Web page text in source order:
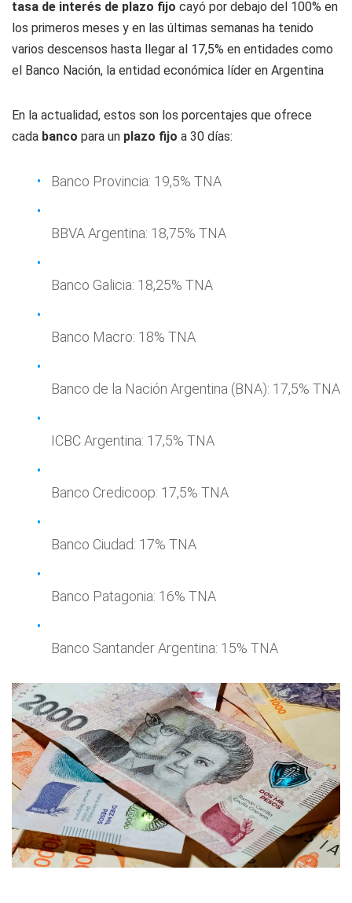
tasa de interés de plazo fijo cayó por debajo del 100% en
los primeros meses y en las últimas semanas ha tenido
varios descensos hasta llegar al 17,5% en entidades como
el Banco Nación, la entidad económica líder en Argentina
En la actualidad, estos son los porcentajes que ofrece
cada banco para un plazo fijo a 30 días:
Banco Provincia: 19,5% TNA
BBVA Argentina: 18,75% TNA
Banco Galicia: 18,25% TNA
Banco Macro: 18% TNA
Banco de la Nación Argentina (BNA): 17,5% TNA
ICBC Argentina: 17,5% TNA
Banco Credicoop: 17,5% TNA
Banco Ciudad: 17% TNA
Banco Patagonia: 16% TNA
Banco Santander Argentina: 15% TNA